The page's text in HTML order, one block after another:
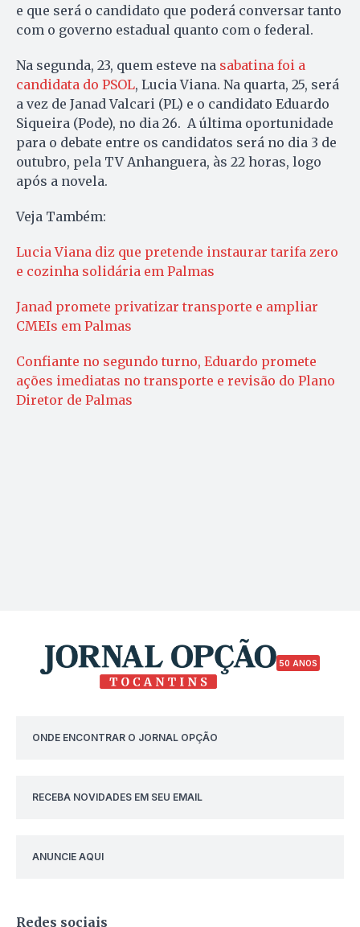
e que será o candidato que poderá conversar tanto
com o governo estadual quanto com o federal.
Na segunda, 23, quem esteve na sabatina foi a
candidata do PSOL, Lucia Viana. Na quarta, 25, será
a vez de Janad Valcari (PL) e o candidato Eduardo
Siqueira (Pode), no dia 26. A última oportunidade
para o debate entre os candidatos será no dia 3 de
outubro, pela TV Anhanguera, às 22 horas, logo
após a novela.
Veja Também:
Lucia Viana diz que pretende instaurar tarifa zero
e cozinha solidária em Palmas
Janad promete privatizar transporte e ampliar
CMEIs em Palmas
Confiante no segundo turno, Eduardo promete
ações imediatas no transporte e revisão do Plano
Diretor de Palmas
50 ANOS
ONDE ENCONTRAR O JORNAL OPÇÃO
RECEBA NOVIDADES EM SEU EMAIL
ANUNCIE AQUI
Redes sociais